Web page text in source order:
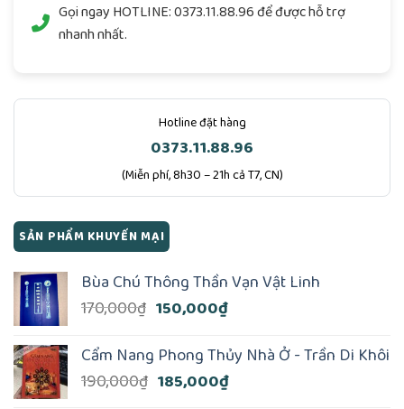
Gọi ngay HOTLINE: 0373.11.88.96để được hỗ trợ
nhanh nhất.
Hotline đặt hàng
0373.11.88.96
(Miễn phí, 8h30 – 21h cả T7, CN)
SẢN PHẨM KHUYẾN MẠI
Bùa Chú Thông Thần Vạn Vật Linh
170,000₫ Giá
là:
170,000₫.
150,000₫Giá
tại
là:
150,000₫.
Cẩm Nang Phong Thủy Nhà Ở - Trần Di Khôi
190,000₫ Giá
185,000₫Giá